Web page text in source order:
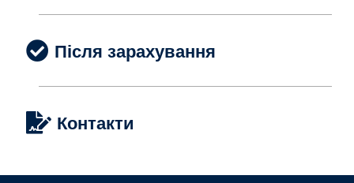
Після зарахування
Контакти